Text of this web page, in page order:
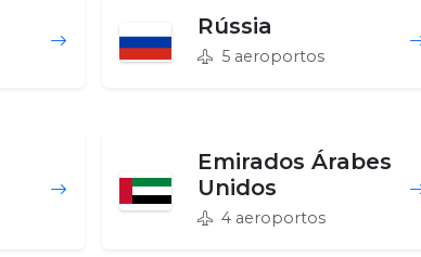
Rússia
5 aeroportos
Emirados Árabes
Unidos
4 aeroportos